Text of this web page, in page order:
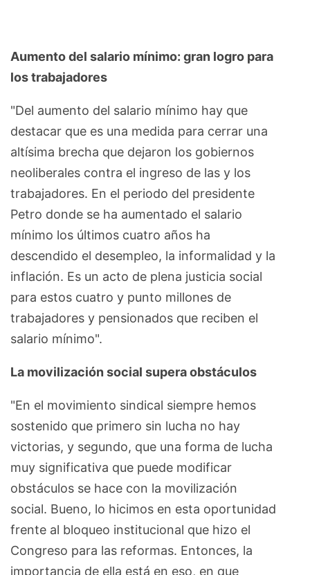
Aumento del salario mínimo: gran logro para
los trabajadores
"Del aumento del salario mínimo hay que
destacar que es una medida para cerrar una
altísima brecha que dejaron los gobiernos
neoliberales contra el ingreso de las y los
trabajadores. En el periodo del presidente
Petro donde se ha aumentado el salario
mínimo los últimos cuatro años ha
descendido el desempleo, la informalidad y la
inflación. Es un acto de plena justicia social
para estos cuatro y punto millones de
trabajadores y pensionados que reciben el
salario mínimo".
La movilización social supera obstáculos
"En el movimiento sindical siempre hemos
sostenido que primero sin lucha no hay
victorias, y segundo, que una forma de lucha
muy significativa que puede modificar
obstáculos se hace con la movilización
social. Bueno, lo hicimos en esta oportunidad
frente al bloqueo institucional que hizo el
Congreso para las reformas. Entonces, la
importancia de ella está en eso, en que